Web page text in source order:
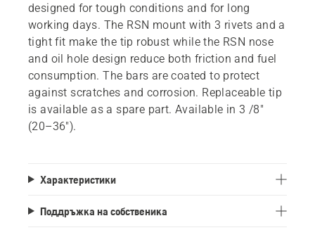
designed for tough conditions and for long
working days. The RSN mount with 3 rivets and a
tight fit make the tip robust while the RSN nose
and oil hole design reduce both friction and fuel
consumption. The bars are coated to protect
against scratches and corrosion. Replaceable tip
is available as a spare part. Available in 3 /8"
(20–36").
Характеристики
Поддръжка на собственика